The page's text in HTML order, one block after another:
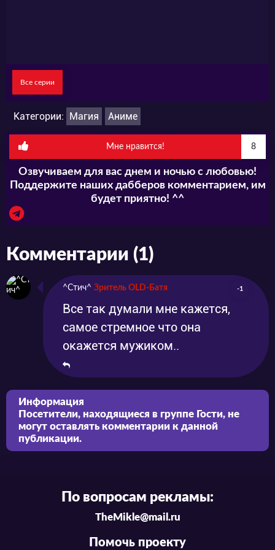
Все серии
Категории: Магия Аниме
Мне нравится! 8
Озвучиваем для вас днем и ночью с любовью!
Поддержите наших дабберов комментарием, им
будет приятно! ^^
Комментарии (1)
^Стич^ Зритель OLD-Батя -1
Все так думали мне кажется,
самое стремное что она
окажется мужиком..
Информация
Посетители, находящиеся в группе Гости, не
могут оставлять комментарии к данной
публикации.
По вопросам рекламы:
TheMikle@mail.ru
Помочь проекту